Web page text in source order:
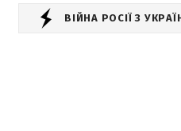
ВІЙНА РОСІЇ З